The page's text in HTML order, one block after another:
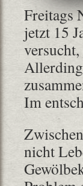
Freitags
jetzt 15
Im
nicht